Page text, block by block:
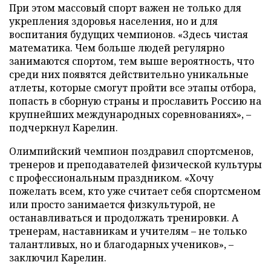
При этом массовый спорт важен не только для
укрепления здоровья населения, но и для
воспитания будущих чемпионов. «Здесь чистая
математика. Чем больше людей регулярно
занимаются спортом, тем выше вероятность, что
среди них появятся действительно уникальные
атлеты, которые смогут пройти все этапы отбора,
попасть в сборную страны и прославить Россию на
крупнейших международных соревнованиях», –
подчеркнул Карелин.
Олимпийский чемпион поздравил спортсменов,
тренеров и преподавателей физической культуры
с профессиональным праздником. «Хочу
пожелать всем, кто уже считает себя спортсменом
или просто занимается физкультурой, не
останавливаться и продолжать тренировки. А
тренерам, наставникам и учителям – не только
талантливых, но и благодарных учеников», –
заключил Карелин.